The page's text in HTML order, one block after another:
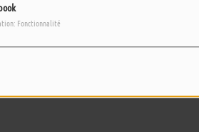
Fonctionnalité